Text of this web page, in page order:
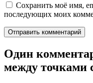
Сохранить моё имя,
последующих моих
Один
между точками